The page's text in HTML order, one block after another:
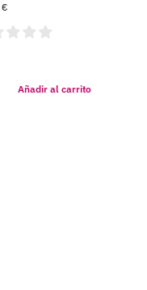
€
Añadir al carrito